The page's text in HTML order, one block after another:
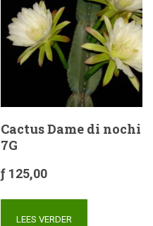
Cactus Dame di nochi
7G
ƒ 125,00
LEES VERDER